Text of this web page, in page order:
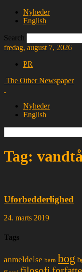
Nyheder
English
Search
fredag, august 7, 2026
PR
The Other Newspaper
Nyheder
English
Tag:
Uforbedderlighed
24. marts 2019
Tags
anmeldelse barn bog